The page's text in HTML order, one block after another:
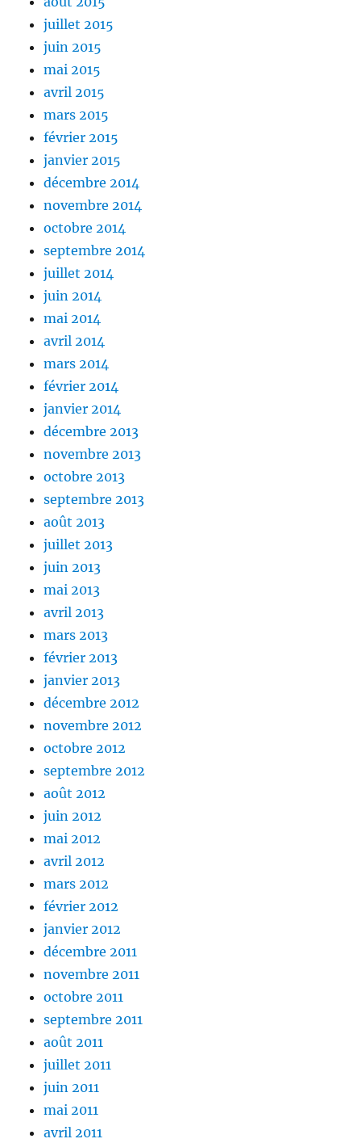
juillet 2015
juin 2015
mai 2015
avril 2015
mars 2015
février 2015
janvier 2015
décembre 2014
novembre 2014
octobre 2014
septembre 2014
juillet 2014
juin 2014
mai 2014
avril 2014
mars 2014
février 2014
janvier 2014
décembre 2013
novembre 2013
octobre 2013
septembre 2013
août 2013
juillet 2013
juin 2013
mai 2013
avril 2013
mars 2013
février 2013
janvier 2013
décembre 2012
novembre 2012
octobre 2012
septembre 2012
août 2012
juin 2012
mai 2012
avril 2012
mars 2012
février 2012
janvier 2012
décembre 2011
novembre 2011
octobre 2011
septembre 2011
août 2011
juillet 2011
juin 2011
mai 2011
avril 2011